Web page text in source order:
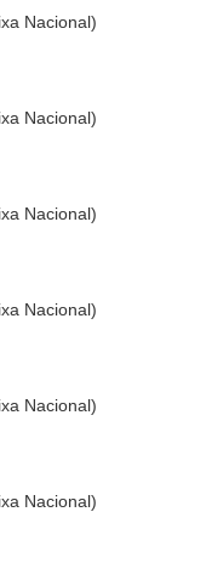
Nacional)
Nacional)
Nacional)
Nacional)
Nacional)
Nacional)